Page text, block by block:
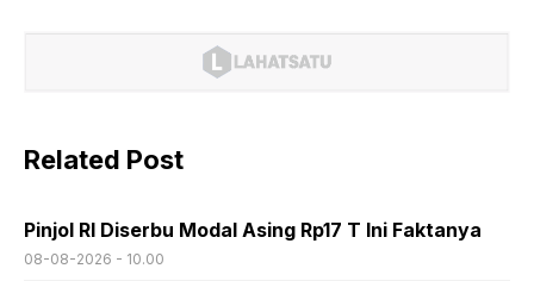
Related Post
Pinjol RI Diserbu Modal Asing Rp17 T Ini Faktanya
08-08-2026 - 10.00